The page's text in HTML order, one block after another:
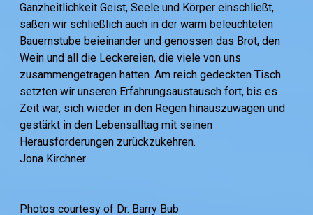
Ganzheitlichkeit Geist, Seele und Körper einschließt,
saßen wir schließlich auch in der warm beleuchteten
Bauernstube beieinander und genossen das Brot, den
Wein und all die Leckereien, die viele von uns
zusammengetragen hatten. Am reich gedeckten Tisch
setzten wir unseren Erfahrungsaustausch fort, bis es
Zeit war, sich wieder in den Regen hinauszuwagen und
gestärkt in den Lebensalltag mit seinen
Herausforderungen zurückzukehren.
Jona Kirchner
Photos courtesy of Dr. Barry Bub